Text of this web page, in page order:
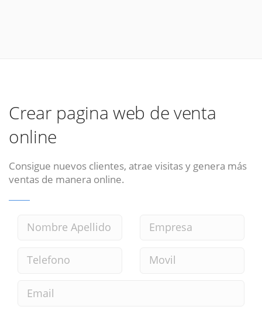
Crear pagina web de venta
online
Consigue nuevos clientes, atrae visitas y genera más
ventas de manera online.